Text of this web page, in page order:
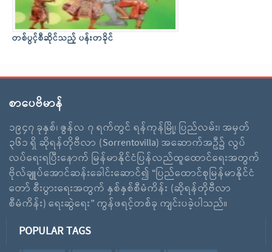
တစ်ပွင့်စီဆိုင်သည့် ပန်းတခိုင်
စာပေဗိမာန်
၁၉၄၇ ခုနှစ်၊ ဇွန်လ ၇ ရက်တွင် ရန်ကုန်မြို့၊ ပြည်လမ်း၊ အမှတ်
၃၆၁ ရှိ ဆိုရန်တိုဗီလာ (Sorrentovilla) အဆောက်အဦ၌ လွပ်
လပ်ရေးရပြီးနောက် မြန်မာနိုင်ငံပြန်လည်ထူထောင်ရေးအတွက်
ဗိုလ်ချူပ်အောင်ဆန်းခေါင်းဆောင်၍ “ပြည်ထောင်စုမြန်မာနိုင်ငံ
တော် စီးပွားရေးအတွက် နှစ်နှစ်စီမံကိန်း (ဆိုရန်တိုဗီလာ
စီမံကိန်း) ရေးဆွဲရေး” ကွန်ဖရင့်တစ်ခု ကျင်းပခဲ့ပါသည်။
POPULAR TAGS